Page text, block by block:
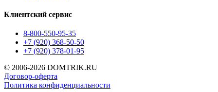
Клиентский сервис
8-800-550-95-35
+7 (920) 368-50-50
+7 (920) 378-01-95
© 2006-2026 DOMTRIK.RU
Договор-оферта
Политика конфиденциальности